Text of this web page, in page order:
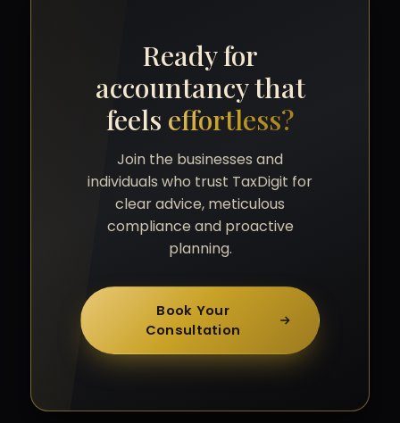
Ready for
accountancy that
feels effortless?
Join the businesses and
individuals who trust TaxDigit for
clear advice, meticulous
compliance and proactive
planning.
Book Your
Consultation